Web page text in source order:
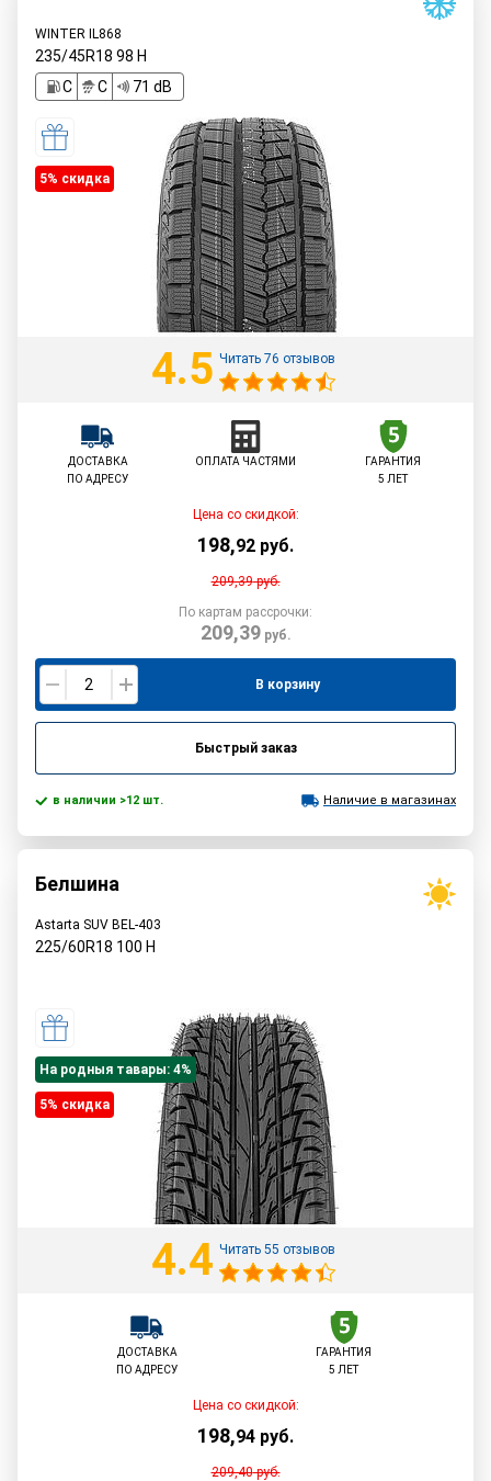
WINTER IL868
235/45R18 98 H
C
C 71 dB
5% cкидка
4.5 Читать 76 отзывов
ДОСТАВКА
ПО АДРЕСУ
ОПЛАТА ЧАСТЯМИ
ГАРАНТИЯ
5 ЛЕТ
Цена со скидкой:
198,92 руб.
209,39руб.
По картам рассрочки:
209,39руб.
В корзину
Быстрый заказ
в наличии >12 шт. Наличие в магазинах
Белшина
Astarta SUV BEL-403
225/60R18 100 H
На родныя тавары: 4%
5% cкидка
4.4 Читать 55 отзывов
ДОСТАВКА
ПО АДРЕСУ
ГАРАНТИЯ
5 ЛЕТ
Цена со скидкой:
198,94 руб.
209,40руб.